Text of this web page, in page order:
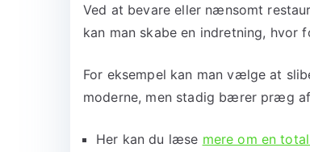
Ved at bevare eller nænsomt
kan man skabe en indretning,
For eksempel kan man vælge at
moderne, men stadig bærer præg
Her kan du læse mere om en